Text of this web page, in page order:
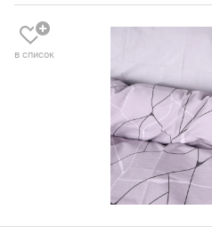
в список